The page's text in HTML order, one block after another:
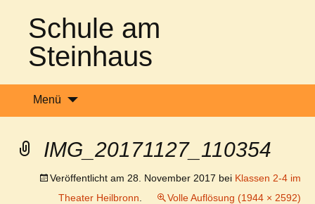
Schule am
Steinhaus
Menü
nach:
IMG_20171127_110354
Veröffentlicht am 28. November 2017 bei Klassen 2-4 im
Theater Heilbronn
Volle Auflösung (1944 × 2592)